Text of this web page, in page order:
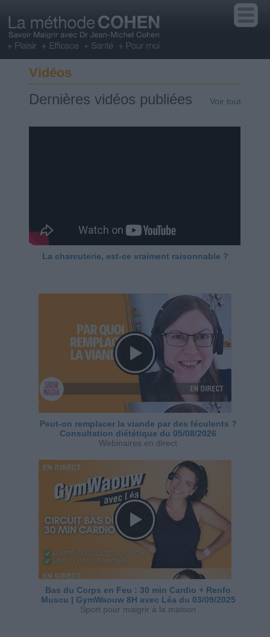
Vidéos
Dernières vidéos publiées Voir tout
La charcuterie, est-ce vraiment raisonnable ?
Peut-on remplacer la viande par des féculents ?
Consultation diététique du 05/08/2026
Webinaires en direct
Bas du Corps en Feu : 30 min Cardio + Renfo
Muscu | GymWaouw 8H avec Léa du 03/09/2025
Sport pour maigrir à la maison